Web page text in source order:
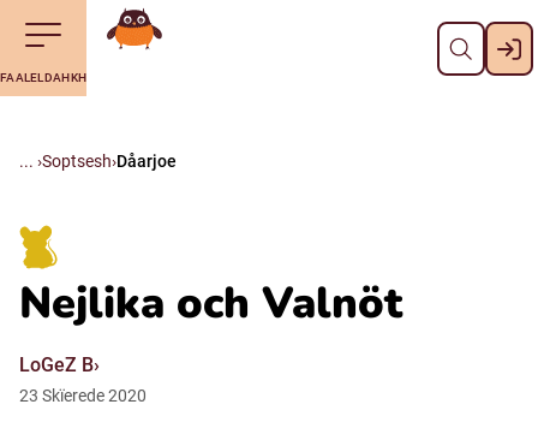
Till navigering av sidans innehåll
Till övergripande innehåll för webbplatsen Dahph
Svenska
Suomi (Finska)
Julevsámegiella (Lulesamiska)
Åarjelsaemiengïele (Sydsamiska)
FAALELDAHKH
Aalkoebealan
Soptsesh Dåarjoe
Nejlika och Valnöt
LoGeZ B
23 Skïerede2020